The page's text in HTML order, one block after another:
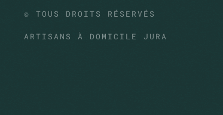
© TOUS DROITS RÉSERVÉS
ARTISANS À DOMICILE JURA